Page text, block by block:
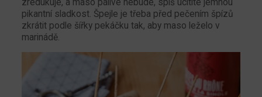
zredukuje, a maso pálivé nebude, spíš ucítíte jemnou
pikantní sladkost. Špejle je třeba před pečením špízů
zkrátit podle šířky pekáčku tak, aby maso leželo v
marinádě.